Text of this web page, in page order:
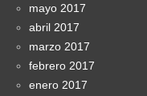
mayo 2017
abril 2017
marzo 2017
febrero 2017
enero 2017